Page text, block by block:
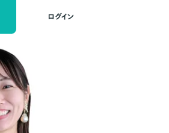
ログイン